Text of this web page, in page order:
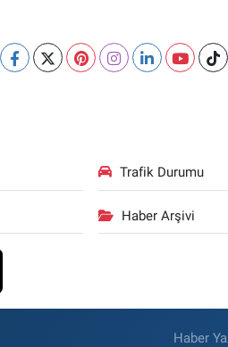
Trafik Durumu
Haber Arşivi
Haber